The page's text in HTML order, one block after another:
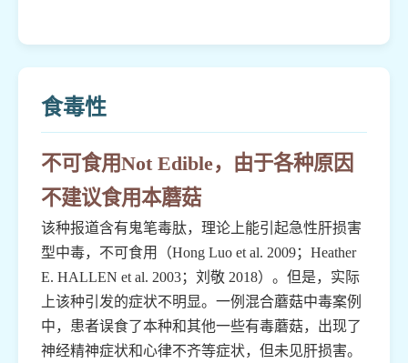
食毒性
不可食用Not Edible，由于各种原因
不建议食用本蘑菇
该种报道含有鬼笔毒肽，理论上能引起急性肝损害
型中毒，不可食用（Hong Luo et al. 2009；Heather
E. HALLEN et al. 2003；刘敬 2018）。但是，实际
上该种引发的症状不明显。一例混合蘑菇中毒案例
中，患者误食了本种和其他一些有毒蘑菇，出现了
神经精神症状和心律不齐等症状，但未见肝损害。